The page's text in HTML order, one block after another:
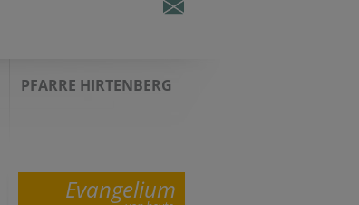
PFARRE HIRTENBERG
Evangelium